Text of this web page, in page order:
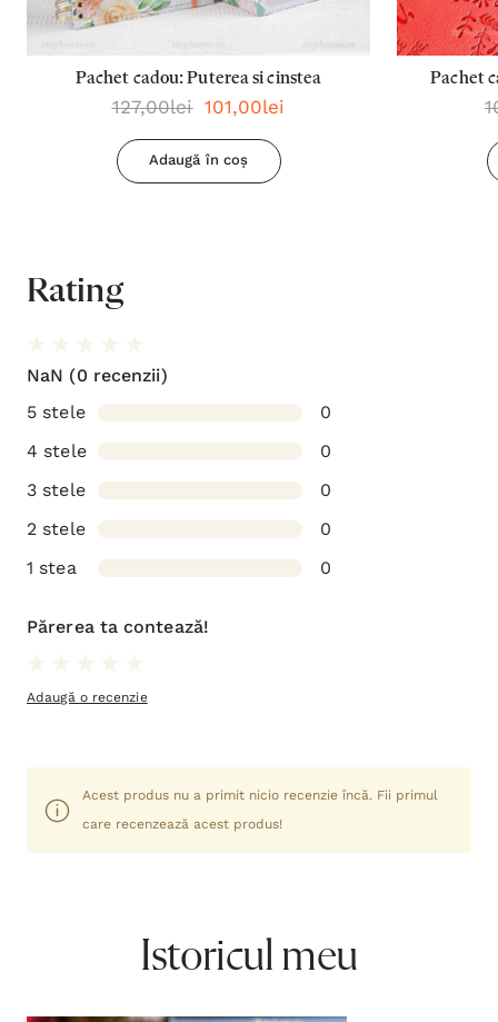
Pachet cadou: Puterea si cinstea
127,00lei 101,00lei
Adaugă în coș
Pachet
Rating
NaN (0 recenzii)
5 stele
0
4 stele
0
3 stele
0
2 stele
0
1 stea
0
Părerea ta contează!
Adaugă o recenzie
Acest produs nu a primit nicio recenzie încă. Fii primul
care recenzează acest produs!
Istoricul meu